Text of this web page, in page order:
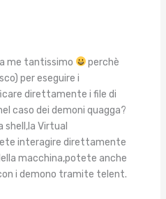
me tantissimo
perchè
per eseguire i
direttamente i file di
caso dei demoni quagga?
shell,la Virtual
interagire direttamente
macchina,potete anche
i demono tramite telent.